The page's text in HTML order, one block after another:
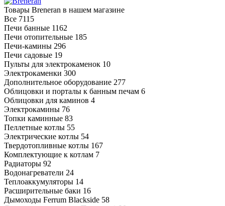
Товары Breneran в нашем магазине
Все 7115
Печи банные 1162
Печи отопительные 185
Печи-камины 296
Печи садовые 19
Пульты для электрокаменок 10
Электрокаменки 300
Дополнительное оборудование 277
Облицовки и порталы к банным печам 6
Облицовки для каминов 4
Электрокамины 76
Топки каминные 83
Пеллетные котлы 55
Электрические котлы 54
Твердотопливные котлы 167
Комплектующие к котлам 7
Радиаторы 92
Водонагреватели 24
Теплоаккумуляторы 14
Расширительные баки 16
Дымоходы Ferrum Blackside 58